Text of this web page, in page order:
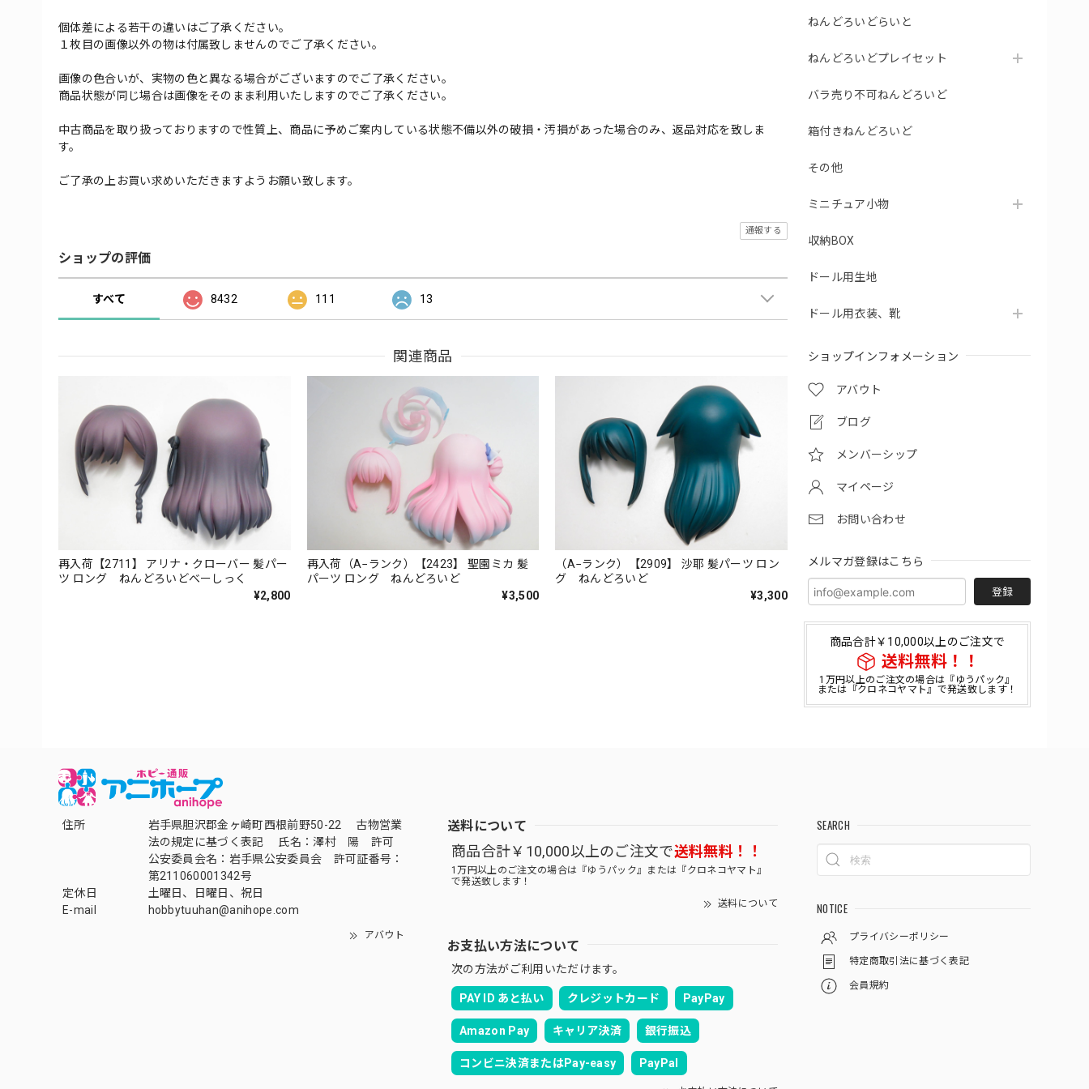
ねんどろいどらいと
ねんどろいどプレイセット
バラ売り不可ねんどろいど
箱付きねんどろいど
その他
ミニチュア小物
収納BOX
ドール用生地
ドール用衣装、靴
ショップインフォメーション
アバウト
ブログ
メンバーシップ
マイページ
お問い合わせ
メルマガ登録はこちら
登録
商品合計￥10,000以上のご注文で
送料無料！！
1万円以上のご注文の場合は『ゆうパック』
または『クロネコヤマト』で発送致します！
個体差による若干の違いはご了承ください。
１枚目の画像以外の物は付属致しませんのでご了承ください。
画像の色合いが、実物の色と異なる場合がございますのでご了承ください。
商品状態が同じ場合は画像をそのまま利用いたしますのでご了承ください。
中古商品を取り扱っておりますので性質上、商品に予めご案内している状態不備以外の破損・汚損があった場合のみ、返品対応を致しま
す。
ご了承の上お買い求めいただきますようお願い致します。
通報する
ショップの評価
すべて 8432 111 13
関連商品
再入荷【2711】 アリナ・クローバー 髪パー
ツ ロング ねんどろいどべーしっく
¥2,800
再入荷（A−ランク）【2423】 聖園ミカ 髪
パーツ ロング ねんどろいど
¥3,500
（A−ランク）【2909】 沙耶 髪パーツ ロン
グ ねんどろいど
¥3,300
住所
岩手県胆沢郡金ヶ崎町西根前野50-22 古物営業
法の規定に基づく表記 氏名：澤村 陽 許可
公安委員会名：岩手県公安委員会 許可証番号：
第211060001342号
定休日
土曜日、日曜日、祝日
E-mail
hobbytuuhan@anihope.com
アバウト
送料について
商品合計￥10,000以上のご注文で送料無料！！
1万円以上のご注文の場合は『ゆうパック』または『クロネコヤマト』
で発送致します！
送料について
お支払い方法について
次の方法がご利用いただけます。
PAY ID あと払い クレジットカード PayPay
Amazon Pay キャリア決済 銀行振込
コンビニ決済またはPay-easy PayPal
SEARCH
NOTICE
プライバシーポリシー
特定商取引法に基づく表記
会員規約